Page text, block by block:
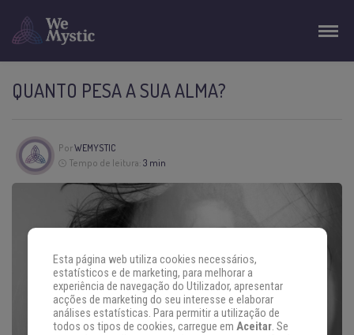
QUANTO PESA A SUA ALMA?
PorWEMYSTIC
Tempo de leitura: 3 min
Esta página web utiliza cookies necessários,
estatísticos e de marketing, para melhorar a
experiência de navegação do Utilizador, apresentar
acções de marketing do seu interesse e elaborar
análises estatísticas. Para permitir a utilização de
todos os tipos de cookies, carregue em Aceitar. Se